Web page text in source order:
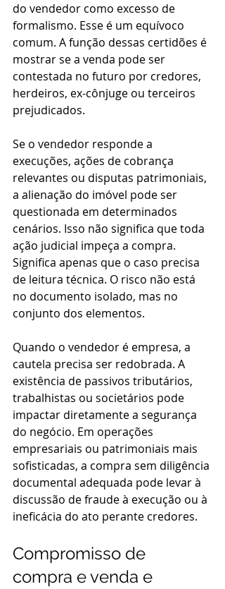
do vendedor como excesso de
formalismo. Esse é um equívoco
comum. A função dessas certidões é
mostrar se a venda pode ser
contestada no futuro por credores,
herdeiros, ex-cônjuge ou terceiros
prejudicados.
Se o vendedor responde a
execuções, ações de cobrança
relevantes ou disputas patrimoniais,
a alienação do imóvel pode ser
questionada em determinados
cenários. Isso não significa que toda
ação judicial impeça a compra.
Significa apenas que o caso precisa
de leitura técnica. O risco não está
no documento isolado, mas no
conjunto dos elementos.
Quando o vendedor é empresa, a
cautela precisa ser redobrada. A
existência de passivos tributários,
trabalhistas ou societários pode
impactar diretamente a segurança
do negócio. Em operações
empresariais ou patrimoniais mais
sofisticadas, a compra sem diligência
documental adequada pode levar à
discussão de fraude à execução ou à
ineficácia do ato perante credores.
Compromisso de
compra e venda e